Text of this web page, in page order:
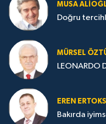
MUSA
Doğru
MÜRSEL
LEONARDO
EREN
Bakırda